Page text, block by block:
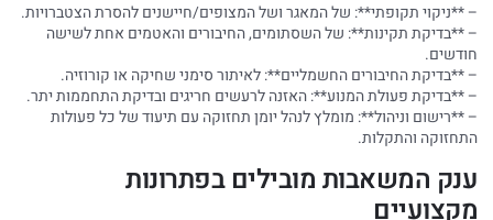
– **ניקוי תקופתי**: של המאגר ושל המצופים/חיישנים להסרת הצטברויות.
– **בדיקת תקינות**: של השסתומים, החיבורים והאטמים אחת לשישה
חודשים.
– **בדיקת החיבורים החשמליים**: לאיתור סימני שחיקה או קורוזיה.
– **בדיקת פעולת המנוע**: האזנה לרעשים חריגים ובדיקת התחממות יתר.
– **רישום וניהול**: מומלץ לנהל יומן תחזוקה עם תיעוד של כל פעולות
התחזוקה והתקלות.
ענק המשאבות מובילים בפתרונות
מקצועיים